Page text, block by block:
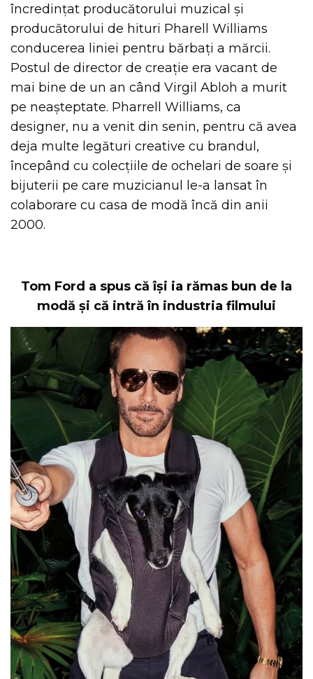
încredințat producătorului muzical și
producătorului de hituri Pharell Williams
conducerea liniei pentru bărbați a mărcii.
Postul de director de creație era vacant de
mai bine de un an când Virgil Abloh a murit
pe neașteptate. Pharrell Williams, ca
designer, nu a venit din senin, pentru că avea
deja multe legături creative cu brandul,
începând cu colecțiile de ochelari de soare și
bijuterii pe care muzicianul le-a lansat în
colaborare cu casa de modă încă din anii
2000.
Tom Ford a spus că își ia rămas bun de la
modă și că intră în industria filmului